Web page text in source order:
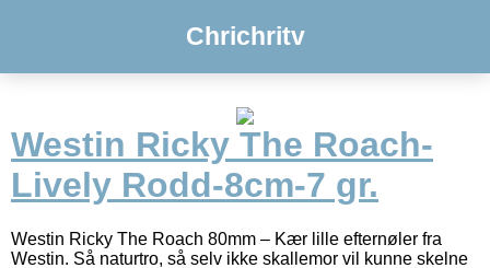
Chrichritv
Westin Ricky The Roach-
Lively Rodd-8cm-7 gr.
Westin Ricky The Roach 80mm – Kær lille efternøler fra
Westin. Så naturtro, så selv ikke skallemor vil kunne skelne